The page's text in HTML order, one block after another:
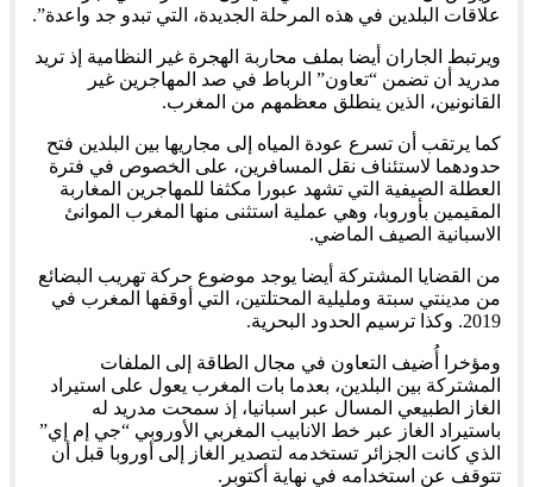
علاقات البلدين في هذه المرحلة الجديدة، التي تبدو جد واعدة”.
ويرتبط الجاران أيضا بملف محاربة الهجرة غير النظامية إذ تريد
مدريد أن تضمن “تعاون” الرباط في صد المهاجرين غير
القانونين، الذين ينطلق معظمهم من المغرب.
كما يرتقب أن تسرع عودة المياه إلى مجاريها بين البلدين فتح
حدودهما لاستئناف نقل المسافرين، على الخصوص في فترة
العطلة الصيفية التي تشهد عبورا مكثفا للمهاجرين المغاربة
المقيمين بأوروبا، وهي عملية استثنى منها المغرب الموانئ
الاسبانية الصيف الماضي.
من القضايا المشتركة أيضا يوجد موضوع حركة تهريب البضائع
من مدينتي سبتة ومليلية المحتلتين، التي أوقفها المغرب في
2019. وكذا ترسيم الحدود البحرية.
ومؤخرا أُضيف التعاون في مجال الطاقة إلى الملفات
المشتركة بين البلدين، بعدما بات المغرب يعول على استيراد
الغاز الطبيعي المسال عبر اسبانيا، إذ سمحت مدريد له
باستيراد الغاز عبر خط الانابيب المغربي الأوروبي “جي إم إي”
الذي كانت الجزائر تستخدمه لتصدير الغاز إلى أوروبا قبل أن
تتوقف عن استخدامه في نهاية أكتوبر.